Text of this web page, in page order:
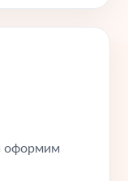
оформим